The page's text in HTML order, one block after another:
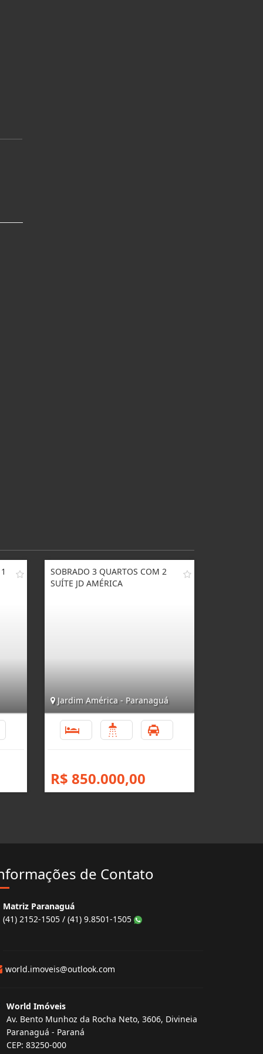
SOBRADO 3 QUARTOS COM 2
SUÍTE JD AMÉRICA
Jardim América - Paranaguá
R$ 850.000,00
de Contato
Matriz Paranaguá
(41) 2152-1505 / (41) 9.8501-1505
world.imoveis@outlook.com
World Imóveis
Av. Bento Munhoz da Rocha Neto, 3606, Divineia
Paranaguá - Paraná
CEP: 83250-000